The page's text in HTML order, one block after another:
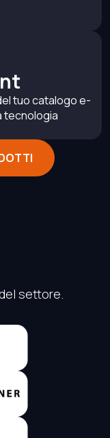
tuo catalogo e-
tecnologia
settore.